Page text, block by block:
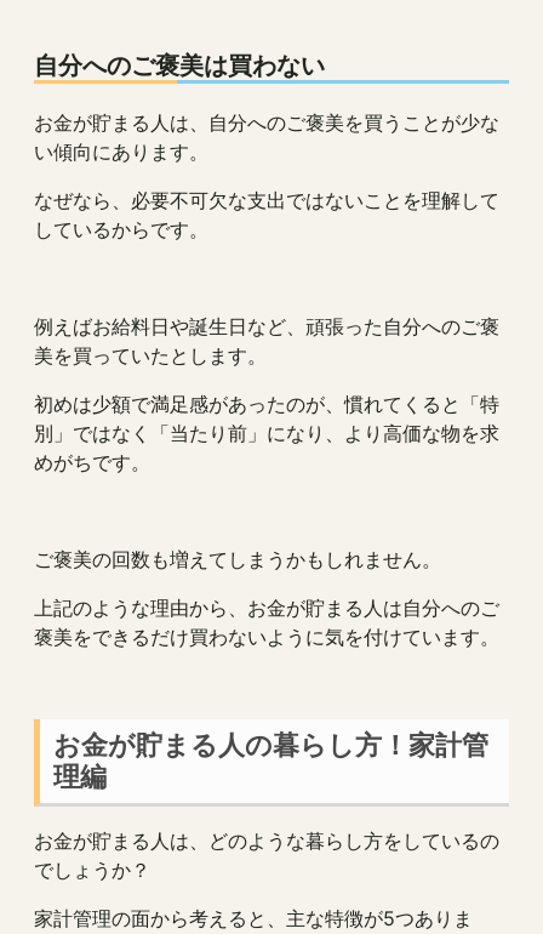
自分へのご褒美は買わない
お金が貯まる人は、自分へのご褒美を買うことが少な
い傾向にあります。
なぜなら、必要不可欠な支出ではないことを理解して
しているからです。
例えばお給料日や誕生日など、頑張った自分へのご褒
美を買っていたとします。
初めは少額で満足感があったのが、慣れてくると「特
別」ではなく「当たり前」になり、より高価な物を求
めがちです。
ご褒美の回数も増えてしまうかもしれません。
上記のような理由から、お金が貯まる人は自分へのご
褒美をできるだけ買わないように気を付けています。
お金が貯まる人の暮らし方！家計管
理編
お金が貯まる人は、どのような暮らし方をしているの
でしょうか？
家計管理の面から考えると、主な特徴が5つありま